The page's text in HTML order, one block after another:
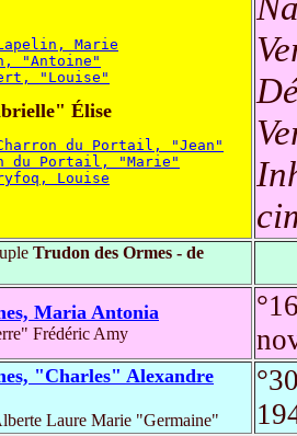
Marie
"Antoine"
"Louise"
Élise
du Portail, "Jean"
du Portail, "Marie"
Louise
Trudon des Ormes - de
Maria Antonia
Frédéric Amy
"Charles" Alexandre
Laure Marie "Germaine"